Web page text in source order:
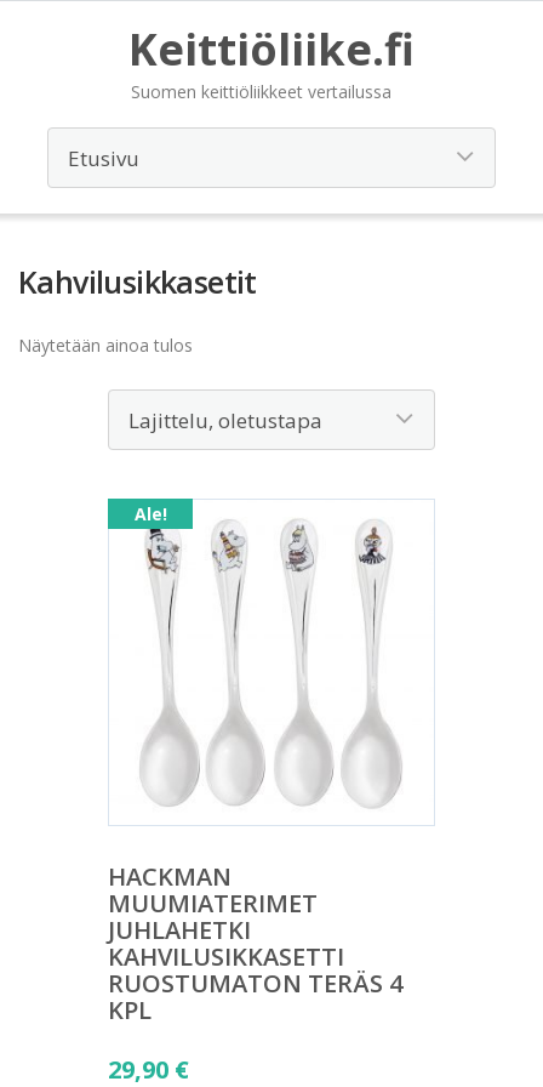
Keittiöliike.fi
Suomen keittiöliikkeet vertailussa
Kahvilusikkasetit
Näytetään ainoa tulos
Ale!
HACKMAN
MUUMIATERIMET
JUHLAHETKI
KAHVILUSIKKASETTI
RUOSTUMATON TERÄS 4
KPL
Alkuperäinen
29,90 €